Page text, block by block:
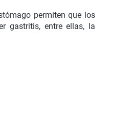
permiten que los
gastritis, entre ellas, la